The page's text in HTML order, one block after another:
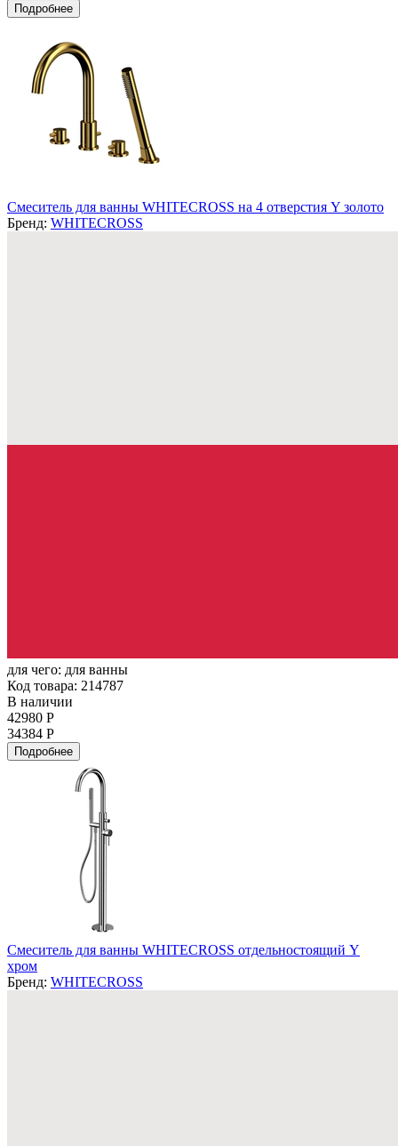
Подробнее
Смеситель для ванны WHITECROSS на 4 отверстия Y золото
Бренд: WHITECROSS
для чего: для ванны
Код товара: 214787
В наличии
42980 Р
34384 Р
Подробнее
Смеситель для ванны WHITECROSS отдельностоящий Y
хром
Бренд: WHITECROSS